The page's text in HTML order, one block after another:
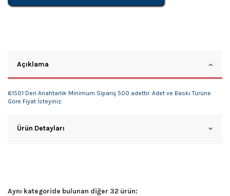
Açıklama
61501 Deri Anahtarlık Minimum Sipariş 500 adettir. Adet ve Baskı Türüne
Göre Fiyat İsteyiniz.
Ürün Detayları
Aynı kategoride bulunan diğer 32 ürün: